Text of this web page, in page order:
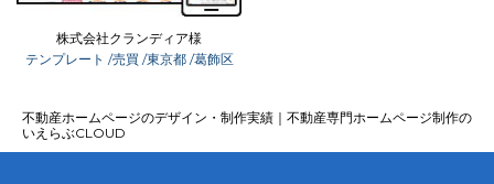
ニュース一覧 お役立ちブログ
特長 サービス一覧 プラン
株式会社クランディア様
テンプレート /売買 /東京都 /葛飾区
不動産ホームページのデザイン・制作実績｜不動産専門ホームページ制作の
いえらぶCLOUD